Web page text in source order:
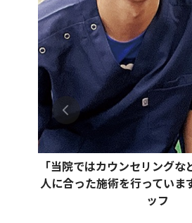
「当院ではカウンセリング
人に合った施術を行っていま
ッフ